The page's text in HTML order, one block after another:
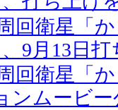
回衛星「
、9月13日
回衛星「
ンムービー